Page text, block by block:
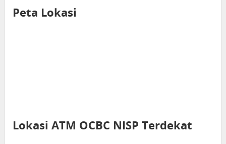
Peta Lokasi
Lokasi ATM OCBC NISP Terdekat